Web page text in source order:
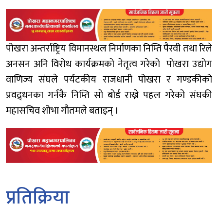
पोखरा अन्तर्राष्ट्रिय विमानस्थल निर्माणका निम्ति पैरवी तथा रिले
अनसन अनि विरोध कार्यक्रमको नेतृत्व गरेको पोखरा उद्योग
वाणिज्य संघले पर्यटकीय राजधानी पोखरा र गण्डकीको
प्रवद्र्धनका गर्नकै निम्ति सो बोर्ड राख्ने पहल गरेको संघकी
महासचिव शोभा गौतमले बताइन् ।